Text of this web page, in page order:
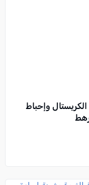
الكريستال وإحباط